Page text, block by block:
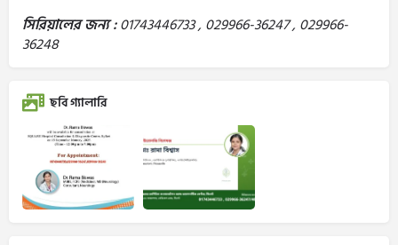
সিরিয়ালের জন্য :01743446733 , 029966-36247 , 029966-
36248
ছবি গ্যালারি